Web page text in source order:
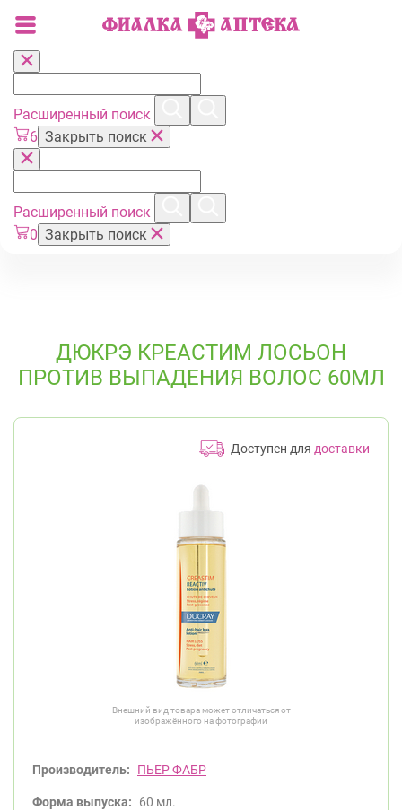
Расширенный поиск
6 Закрыть поиск
Расширенный поиск
0 Закрыть поиск
ДЮКРЭ КРЕАСТИМ ЛОСЬОН
ПРОТИВ ВЫПАДЕНИЯ ВОЛОС 60МЛ
Доступен для доставки
Внешний вид товара может отличаться от
изображённого на фотографии
Производитель: ПЬЕР ФАБР
Форма выпуска: 60 мл.